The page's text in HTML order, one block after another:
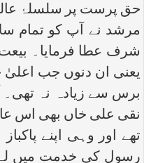
حق پرست پر سلسلۂ
مرشد نے آپ کو تمام
یعنی ان دنوں جب
برس سے زیادہ نہ تھی۔
نقی علی خاں بھی اس
تھے اور وہی اپنے
رسول کی خدمت میں